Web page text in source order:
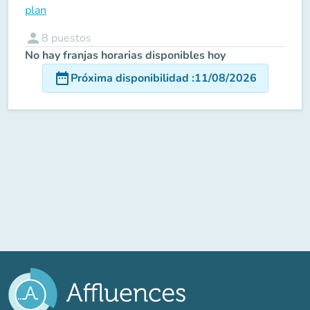
plan
person 8 puestos
No hay franjas horarias disponibles hoy
date_rangePróxima disponibilidad :11/08/2026